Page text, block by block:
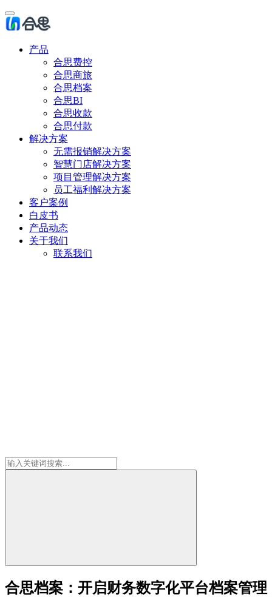
产品
合思费控
合思商旅
合思档案
合思BI
合思收款
合思付款
解决方案
无需报销解决方案
智慧门店解决方案
项目管理解决方案
员工福利解决方案
客户案例
白皮书
产品动态
关于我们
联系我们
合思档案：开启财务数字化平台档案管理